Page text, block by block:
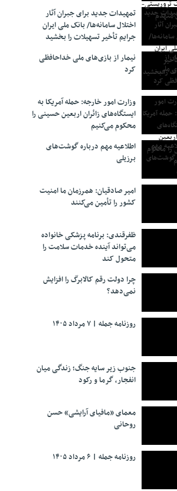
تمهیدات جدید برای جبران آثار
اختلال سامانه‌ها/ بانک ملی ایران
جرایم تأخیر تسهیلات را بخشید
نیمار از بازی‌های ملی خداحافظی
کرد
وزارت امور خارجه: حمله آمریکا به
ایستگاه‌های زائران اربعین حسینی را
محکوم می‌کنیم
اطلاعیه مهم درباره گوشت‌های
برزیلی
امیر صادقیان: همرزمان ما امنیت
کشور را تأمین می‌کنند
ظفرقندی: برنامه پزشکی خانواده
می‌تواند آینده خدمات سلامت را
متحول کند
چرا دولت رقم کالابرگ را افزایش
نمی‌دهد؟
روزنامه جمله | ۷ مرداد ۱۴۰۵
جنوب زیر سایه جنگ؛ زندگی میان
انفجار، گرما و رکود
معمای «مافیای آرایشی» حسن
روحانی
روزنامه جمله | ۶ مرداد ۱۴۰۵